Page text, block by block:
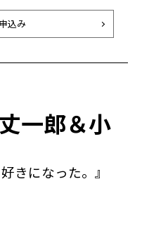
込み
一郎＆小
きになった。』